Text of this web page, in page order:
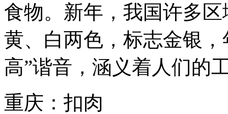
食物。新年，我国许多
黄、白两色，标志金银
高”谐音，涵义着人们的
重庆：扣肉